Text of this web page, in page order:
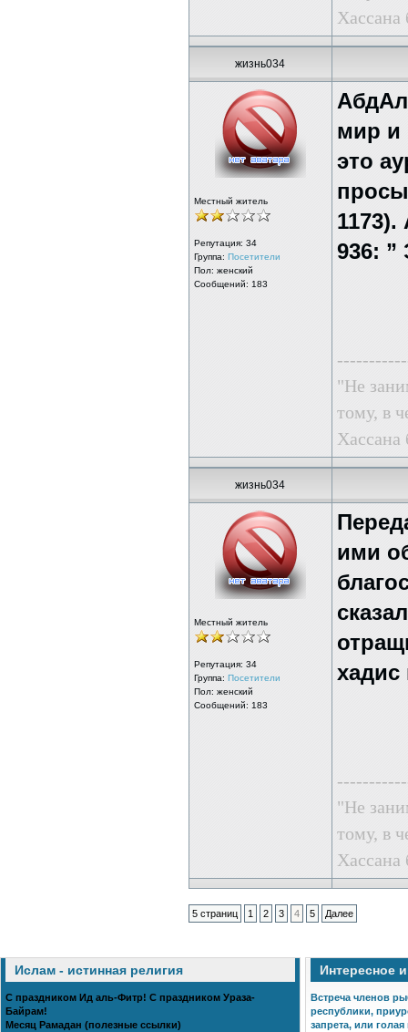
жизнь034
Местный житель
Репутация: 34
Группа: Посетители
Пол: женский
Сообщений: 183
мир и
это
936: ”
"Не
тому, в
жизнь034
Местный житель
Репутация: 34
Группа: Посетители
Пол: женский
Сообщений: 183
ими
"Не
тому, в
5 страниц 1 2 3 4 5 Далее
Ислам - истинная религия
С праздником Ид аль-Фитр! С праздником Ураза-
Байрам!
Месяц Рамадан (полезные ссылки)
Интересное
Встреча членов
республики,
запрета, или